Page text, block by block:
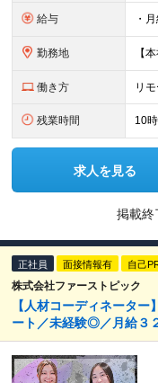
給与
勤務地
働き方 リ
残業時間 10
求人を見る
掲載終
正社員 面接情報有 自己
株式会社ファーストピック
【人材コーディネータ
ート／未経験◎／月給３